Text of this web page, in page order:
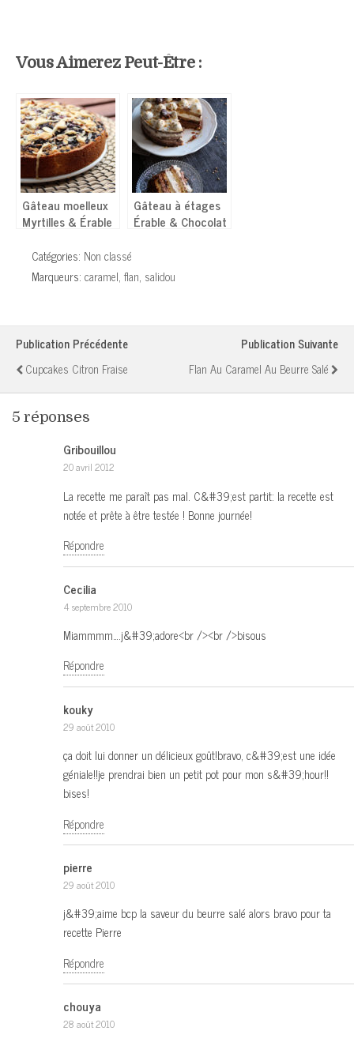
Vous Aimerez Peut-Être :
Gâteau moelleux
Myrtilles & Érable
Gâteau à étages
Érable & Chocolat
Catégories: Non classé
Marqueurs: caramel, flan, salidou
Publication Précédente
Cupcakes Citron Fraise
Publication Suivante
Flan Au Caramel Au Beurre Salé
5 réponses
Gribouillou
20 avril 2012
La recette me paraît pas mal. C&#39;est partit: la recette est
notée et prête à être testée ! Bonne journée!
Répondre
Cecilia
4 septembre 2010
Miammmm….j&#39;adore<br /><br />bisous
Répondre
kouky
29 août 2010
ça doit lui donner un délicieux goût!bravo, c&#39;est une idée
géniale!!je prendrai bien un petit pot pour mon s&#39;hour!!
bises!
Répondre
pierre
29 août 2010
j&#39;aime bcp la saveur du beurre salé alors bravo pour ta
recette Pierre
Répondre
chouya
28 août 2010